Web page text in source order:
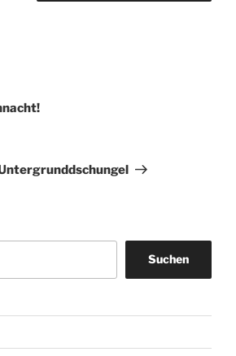
Suchen